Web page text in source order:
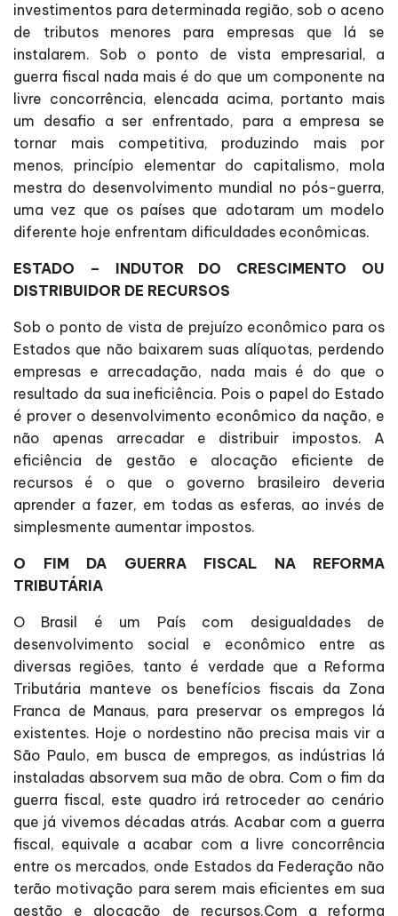
investimentos para determinada região, sob o aceno
de tributos menores para empresas que lá se
instalarem. Sob o ponto de vista empresarial, a
guerra fiscal nada mais é do que um componente na
livre concorrência, elencada acima, portanto mais
um desafio a ser enfrentado, para a empresa se
tornar mais competitiva, produzindo mais por
menos, princípio elementar do capitalismo, mola
mestra do desenvolvimento mundial no pós-guerra,
uma vez que os países que adotaram um modelo
diferente hoje enfrentam dificuldades econômicas.
ESTADO – INDUTOR DO CRESCIMENTO OU
DISTRIBUIDOR DE RECURSOS
Sob o ponto de vista de prejuízo econômico para os
Estados que não baixarem suas alíquotas, perdendo
empresas e arrecadação, nada mais é do que o
resultado da sua ineficiência. Pois o papel do Estado
é prover o desenvolvimento econômico da nação, e
não apenas arrecadar e distribuir impostos. A
eficiência de gestão e alocação eficiente de
recursos é o que o governo brasileiro deveria
aprender a fazer, em todas as esferas, ao invés de
simplesmente aumentar impostos.
O FIM DA GUERRA FISCAL NA REFORMA
TRIBUTÁRIA
O Brasil é um País com desigualdades de
desenvolvimento social e econômico entre as
diversas regiões, tanto é verdade que a Reforma
Tributária manteve os benefícios fiscais da Zona
Franca de Manaus, para preservar os empregos lá
existentes. Hoje o nordestino não precisa mais vir a
São Paulo, em busca de empregos, as indústrias lá
instaladas absorvem sua mão de obra. Com o fim da
guerra fiscal, este quadro irá retroceder ao cenário
que já vivemos décadas atrás. Acabar com a guerra
fiscal, equivale a acabar com a livre concorrência
entre os mercados, onde Estados da Federação não
terão motivação para serem mais eficientes em sua
gestão e alocação de recursos.Com a reforma